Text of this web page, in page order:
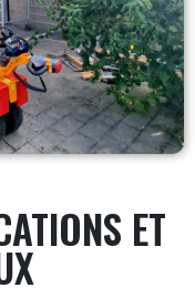
ET